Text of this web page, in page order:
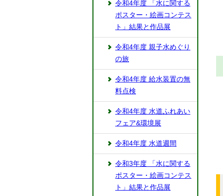
令和4年度 「水に関する
ポスター・絵画コンテス
ト」結果と作品展
令和4年度 親子水めぐり
の旅
令和4年度 給水装置の無
料点検
令和4年度 水道ふれあい
フェア&環境展
令和4年度 水道週間
令和3年度 「水に関する
ポスター・絵画コンテス
ト」結果と作品展